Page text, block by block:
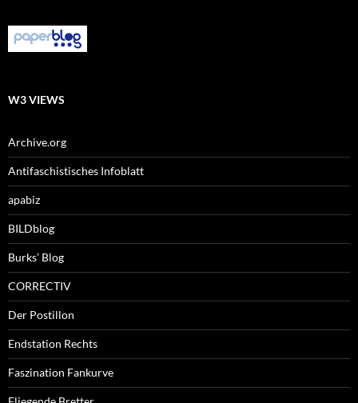
W3 VIEWS
Archive.org
Antifaschistisches Infoblatt
apabiz
BILDblog
Burks’ Blog
CORRECTIV
Der Postillon
Endstation Rechts
Faszination Fankurve